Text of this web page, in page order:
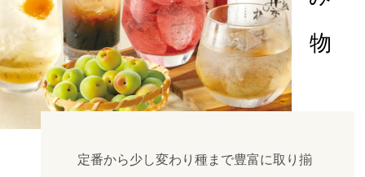
定番から少し変わり種まで豊富に取り揃